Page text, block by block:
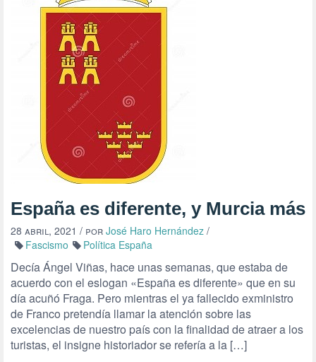
España es diferente, y Murcia más
28 abril, 2021 / por José Haro Hernández /
Fascismo
Política España
Decía Ángel Viñas, hace unas semanas, que estaba de
acuerdo con el eslogan «España es diferente» que en su
día acuñó Fraga. Pero mientras el ya fallecido exministro
de Franco pretendía llamar la atención sobre las
excelencias de nuestro país con la finalidad de atraer a los
turistas, el insigne historiador se refería a la […]